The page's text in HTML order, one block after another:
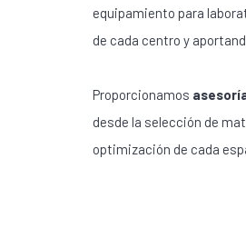
equipamiento para
de cada centro y
Proporcionamos
desde la selección de
optimización de cada